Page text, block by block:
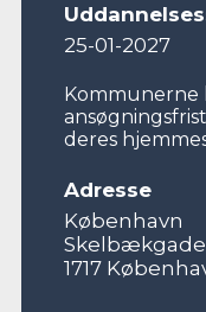
25-01-2027
Kommunerne
deres
Adresse
København
Skelbækgade
1717